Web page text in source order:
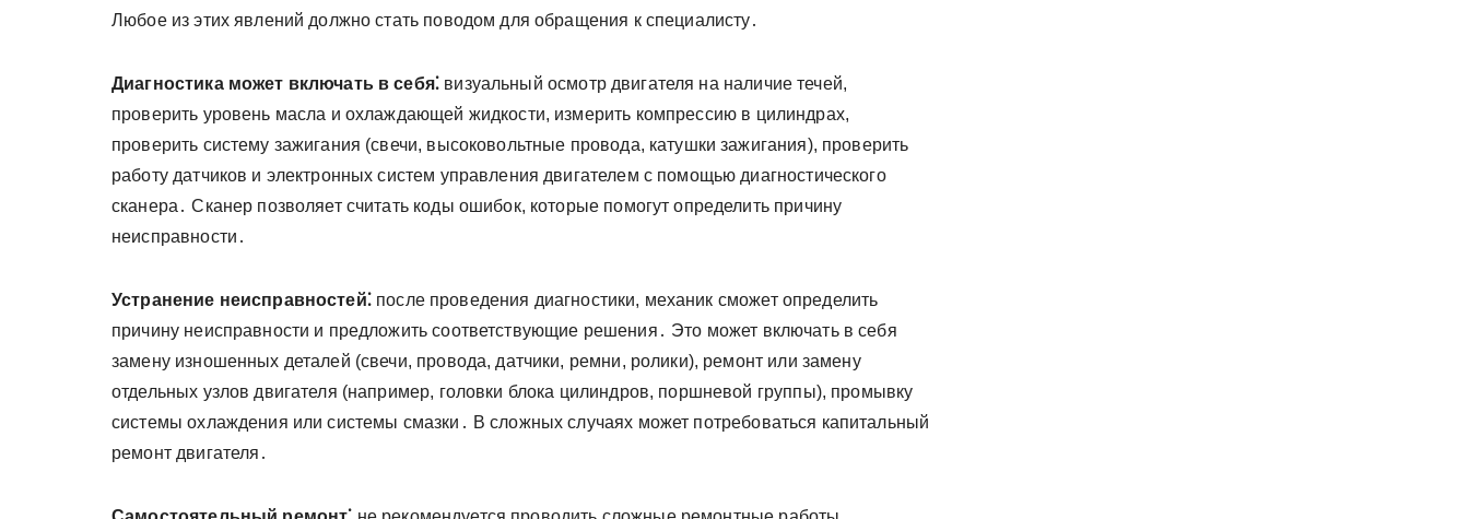
Любое из этих явлений должно стать поводом для обращения к специалисту․
Диагностика может включать в себя⁚ визуальный осмотр двигателя на наличие течей,
проверить уровень масла и охлаждающей жидкости, измерить компрессию в цилиндрах,
проверить систему зажигания (свечи, высоковольтные провода, катушки зажигания), проверить
работу датчиков и электронных систем управления двигателем с помощью диагностического
сканера․ Сканер позволяет считать коды ошибок, которые помогут определить причину
неисправности․
Устранение неисправностей⁚после проведения диагностики, механик сможет определить
причину неисправности и предложить соответствующие решения․ Это может включать в себя
замену изношенных деталей (свечи, провода, датчики, ремни, ролики), ремонт или замену
отдельных узлов двигателя (например, головки блока цилиндров, поршневой группы), промывку
системы охлаждения или системы смазки․ В сложных случаях может потребоваться капитальный
ремонт двигателя․